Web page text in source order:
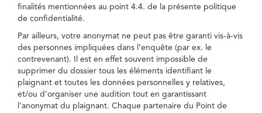
finalités mentionnées au point 4.4. de la présente politique
de confidentialité.
Par ailleurs, votre anonymat ne peut pas être garanti vis-à-vis
des personnes impliquées dans l’enquête (par ex. le
contrevenant). Il est en effet souvent impossible de
supprimer du dossier tous les éléments identifiant le
plaignant et toutes les données personnelles y relatives,
et/ou d'organiser une audition tout en garantissant
l'anonymat du plaignant. Chaque partenaire du Point de